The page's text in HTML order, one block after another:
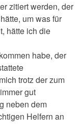
zitiert werden, der
um was für
hätte ich die
habe, der
trotz der zum
gut
neben dem
Helfern an